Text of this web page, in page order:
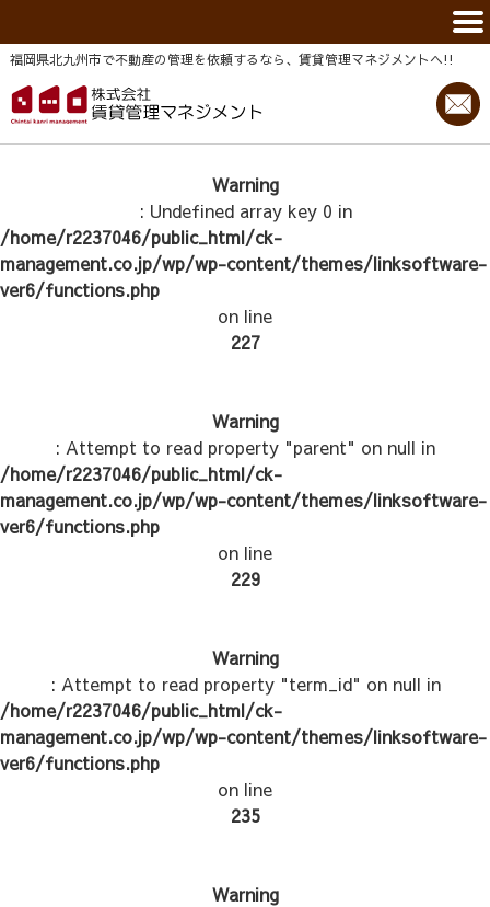
福岡県北九州市で不動産の管理を依頼するなら、賃貸管理マネジメントヘ!!
Warning
: Undefined array key 0 in
/home/r2237046/public_html/ck-
management.co.jp/wp/wp-content/themes/linksoftware-
ver6/functions.php
on line
227
Warning
: Attempt to read property "parent" on null in
/home/r2237046/public_html/ck-
management.co.jp/wp/wp-content/themes/linksoftware-
ver6/functions.php
on line
229
Warning
: Attempt to read property "term_id" on null in
/home/r2237046/public_html/ck-
management.co.jp/wp/wp-content/themes/linksoftware-
ver6/functions.php
on line
235
Warning